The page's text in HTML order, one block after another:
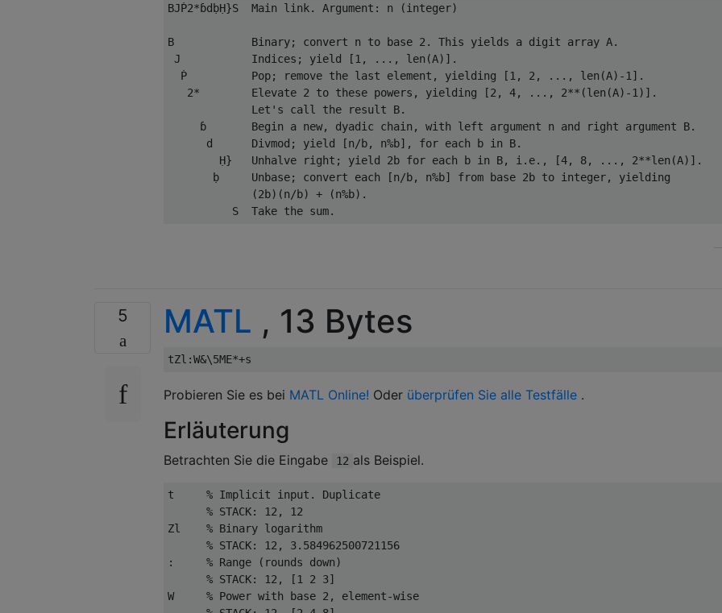
BJṖ2*ɓdḅḤ}S  Main link. Argument: n (integer)
B            Binary; convert n to base 2. This yields a digit array A.
J           Indices; yield [1, ..., len(A)].
  Ṗ          Pop; remove the last element, yielding [1, 2, ..., len(A)-1].
   2*        Elevate 2 to these powers, yielding [2, 4, ..., 2**(len(A)-1)].
             Let's call the result B.
     ɓ       Begin a new, dyadic chain, with left argument n and right argument B.
      d      Divmod; yield [n/b, n%b], for each b in B.
        Ḥ}   Unhalve right; yield 2b for each b in B, i.e., [4, 8, ..., 2**len(A)].
       ḅ     Unbase; convert each [n/b, n%b] from base 2b to integer, yielding
             (2b)(n/b) + (n%b).
5 MATL , 13 Bytes
Probieren Sie es bei MATL Online! Oder überprüfen Sie alle Testfälle .
Erläuterung
Betrachten Sie die Eingabe 12 als Beispiel.
t     % Implicit input. Duplicate
      % STACK: 12, 12
Zl    % Binary logarithm
      % STACK: 12, 3.584962500721156
:     % Range (rounds down)
      % STACK: 12, [1 2 3]
W     % Power with base 2, element-wise